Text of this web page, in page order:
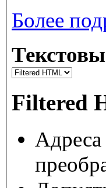
Более
Filtered
Адреса